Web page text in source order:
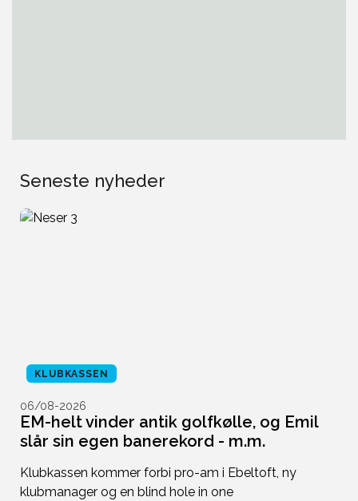
Seneste nyheder
KLUBKASSEN
06/08-2026
EM-helt vinder antik golfkølle, og Emil
slår sin egen banerekord - m.m.
Klubkassen kommer forbi pro-am i Ebeltoft, ny
klubmanager og en blind hole in one